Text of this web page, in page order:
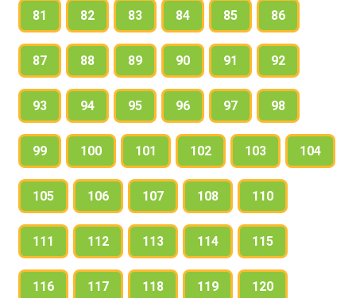
81 82 83 84 85 86
87 88 89 90 91 92
93 94 95 96 97 98
99 100 101 102 103 104
105 106 107 108 110
111 112 113 114 115
116 117 118 119 120